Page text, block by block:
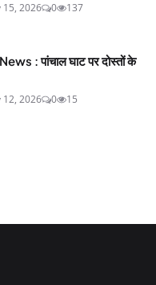
15, 2026 0 137
: पांचाल घाट पर दोस्तों के
12, 2026 0 15